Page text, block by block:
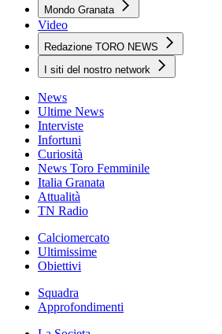
Mondo Granata
Video
Redazione TORO NEWS
I siti del nostro network
News
Ultime News
Interviste
Infortuni
Curiosità
News Toro Femminile
Italia Granata
Attualità
TN Radio
Calciomercato
Ultimissime
Obiettivi
Squadra
Approfondimenti